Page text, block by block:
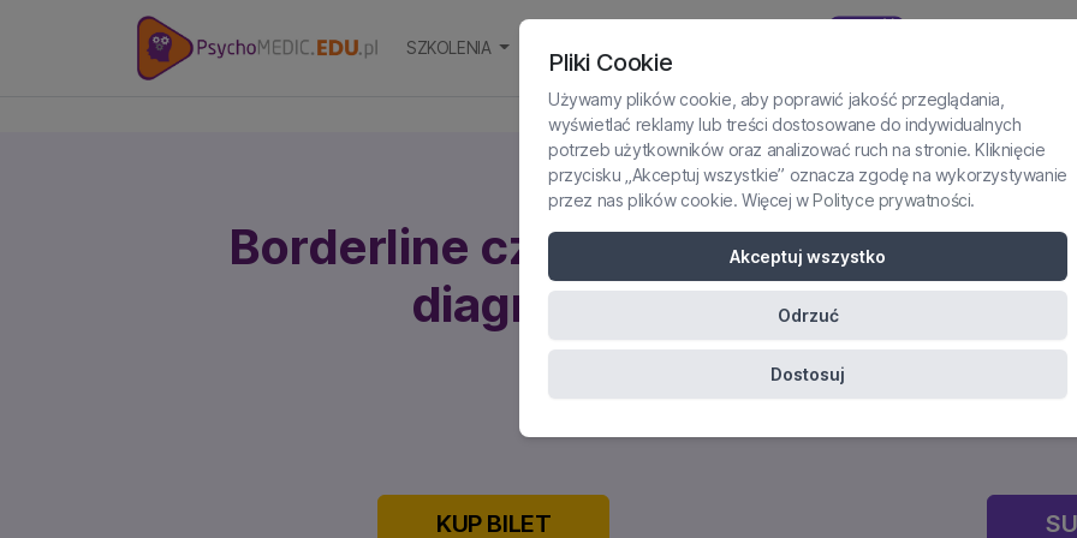
SZKOLENIA
Borderline czy c-PTSD - praktyczne
diagnozy w trudnych
Certyfikowane szkolenie online
KUP BILET
Pliki Cookie
Używamy plików cookie, aby poprawić jakość przeglądania,
wyświetlać reklamy lub treści dostosowane do indywidualnych
potrzeb użytkowników oraz analizować ruch na stronie. Kliknięcie
przycisku „Akceptuj wszystkie” oznacza zgodę na wykorzystywanie
przez nas plików cookie. Więcej wPolityce prywatności.
Akceptuj wszystko
Odrzuć
Dostosuj